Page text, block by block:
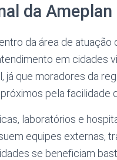
da Ameplan
da área de atuação
em cidades
já que moradores da
pela facilidade
laboratórios e
equipes externas,
se beneficiam